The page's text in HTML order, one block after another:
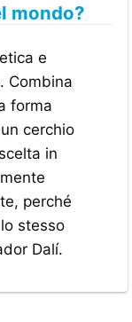
mondo?
e
Combina
forma
cerchio
in
perché
stesso
Dalí.